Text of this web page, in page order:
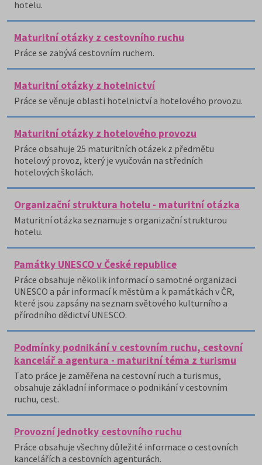
hotelu.
Maturitní otázky z cestovního ruchu
Práce se zabývá cestovním ruchem.
Maturitní otázky z hotelnictví
Práce se věnuje oblasti hotelnictví a hotelového provozu.
Maturitní otázky z hotelového provozu
Práce obsahuje 25 maturitních otázek z předmětu
hotelový provoz, který je vyučován na středních
hotelových školách.
Organizační struktura hotelu - maturitní otázka
Maturitní otázka seznamuje s organizační strukturou
hotelu.
Památky UNESCO v České republice
Práce obsahuje několik informací o samotné organizaci
UNESCO a pár informací k městům a k památkách v ČR,
které jsou zapsány na seznam světového kulturního a
přírodního dědictví UNESCO.
Podmínky podnikání v cestovním ruchu, cestovní
kancelář a agentura - maturitní téma z turismu
Tato práce je zaměřena na cestovní ruch a turismus,
obsahuje základní informace o podnikání v cestovním
ruchu, cest.
Provozní jednotky cestovního ruchu
Práce obsahuje všechny důležité informace o cestovních
kancelářích a cestovních agenturách.